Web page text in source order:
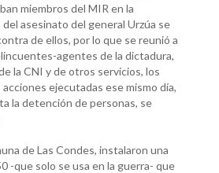
miembros del MIR en la
asesinato del general Urzúa se
de ellos, por lo que se reunió a
agentes de la dictadura,
la CNI y de otros servicios, los
ejecutadas ese mismo día,
la detención de personas, se
de Las Condes, instalaron una
-que solo se usa en la guerra- que